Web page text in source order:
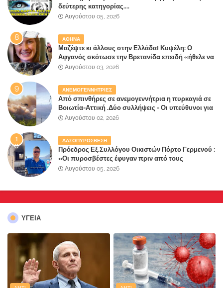
δεύτερης κατηγορίας....
Αυγούστου 05, 2026
ΑΘΗΝΑ
Μαζέψτε κι άλλους στην Ελλάδα! Κυψέλη: Ο
Αφγανός σκότωσε την Βρετανίδα επειδή «ήθελε να
κάνει τη σύντροφό του χριστιανή»
Αυγούστου 03, 2026
ΑΝΕΜΟΓΕΝΝΗΤΡΙΕΣ
Από σπινθήρες σε ανεμογεννήτρια η πυρκαγιά σε
Βοιωτία-Αττική .Δύο συλλήψεις - Οι υπεύθυνοι για
την λάθος διαχείριση της κατάσβεσης θα
Αυγούστου 02, 2026
ΔΑΣΟΠΥΡΟΣΒΕΣΗ
Πρόεδρος Εξ.Συλλόγου Οικιστών Πόρτο Γερμενού :
«Οι πυροσβέστες έφυγαν πριν από τους
κατοίκους»
Αυγούστου 05, 2026
ΥΓΕΙΑ